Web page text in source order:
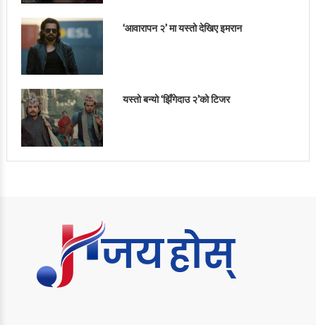
‘आवारापन २’ मा यस्तो देखिए इमरान
यस्तो बन्यो ‘झिँगेदाउ २’को टिजर